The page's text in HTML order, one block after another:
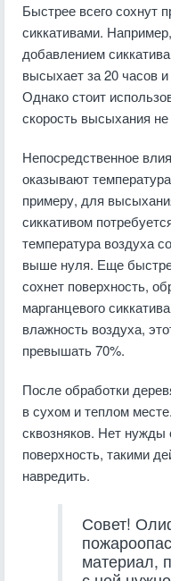
Быстрее всего сохнут
сиккативами.
добавлением
высыхает за 20 часов
Однако стоит
скорость высыхания
Непосредственное
оказывают
примеру, для
сиккативом
температура воздуха
выше нуля. Еще
сохнет поверхность,
марганцевого
влажность воздуха,
превышать 70%.
После обработки
в сухом и теплом
сквозняков. Нет нужды
поверхность, такими
навредить.
Совет!
материал,